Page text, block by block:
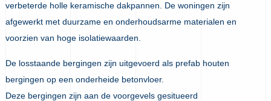
verbeterde holle keramische dakpannen. De woningen zijn
afgewerkt met duurzame en onderhoudsarme materialen en
voorzien van hoge isolatiewaarden.
De losstaande bergingen zijn uitgevoerd als prefab houten
bergingen op een onderheide betonvloer.
Deze bergingen zijn aan de voorgevels gesitueerd